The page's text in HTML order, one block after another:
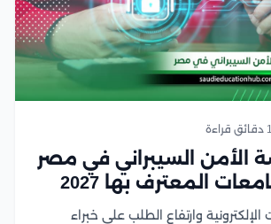
الأمن السيبراني في مصر
المعترف بها 2027
وارتفاع الطلب على خبراء